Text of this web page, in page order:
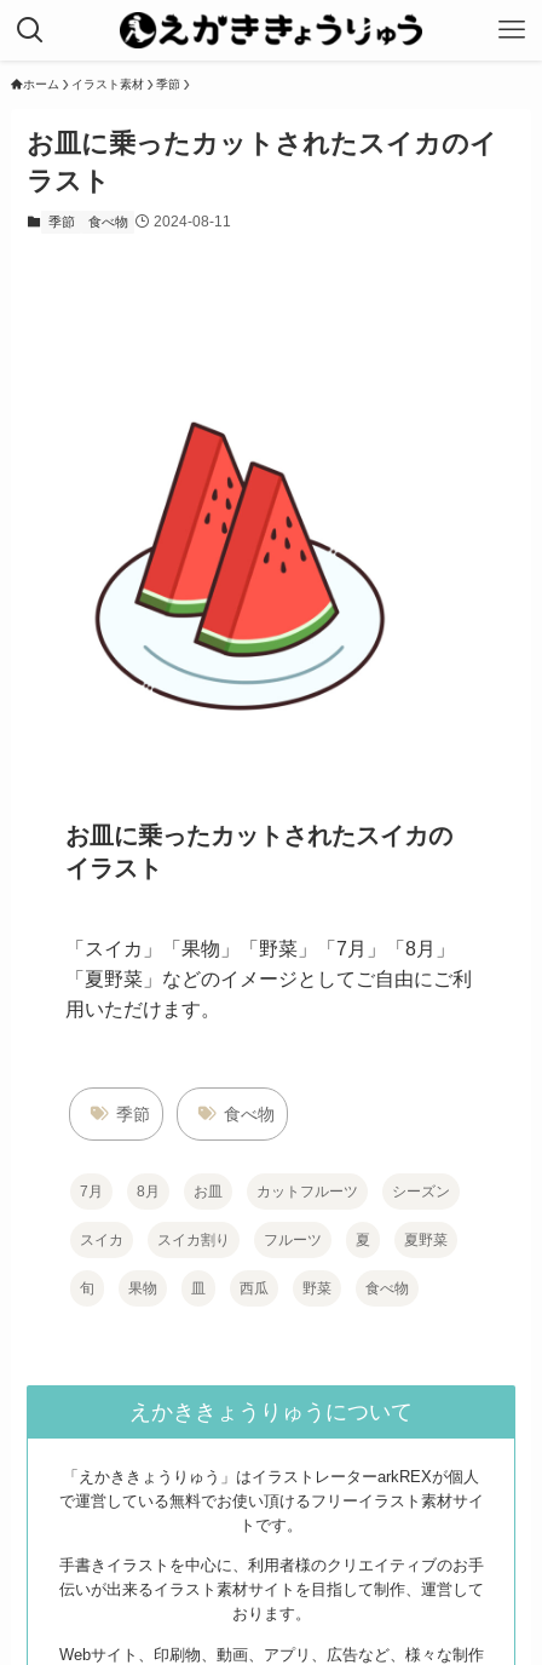
ホーム イラスト素材 季節
お皿に乗ったカットされたスイカのイ
ラスト
季節 食べ物 2024-08-11
お皿に乗ったカットされたスイカの
イラスト
「スイカ」「果物」「野菜」「7月」「8月」
「夏野菜」などのイメージとしてご自由にご利
用いただけます。
季節 食べ物
7月 8月 お皿 カットフルーツ シーズン
スイカ スイカ割り フルーツ 夏 夏野菜
旬 果物 皿 西瓜 野菜 食べ物
えかききょうりゅうについて
「えかききょうりゅう」はイラストレーターarkREXが個人
で運営している無料でお使い頂けるフリーイラスト素材サイ
トです。
手書きイラストを中心に、利用者様のクリエイティブのお手
伝いが出来るイラスト素材サイトを目指して制作、運営して
おります。
Webサイト、印刷物、動画、アプリ、広告など、様々な制作